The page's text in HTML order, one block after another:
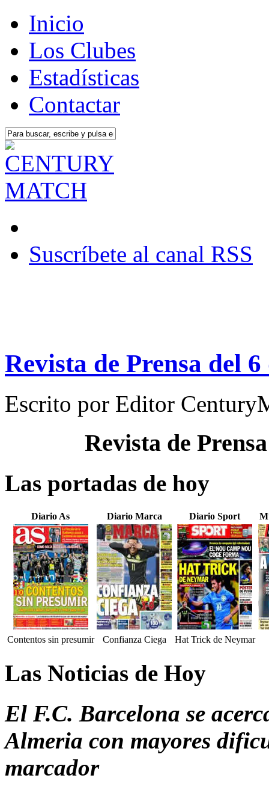
Inicio
Los Clubes
Estadísticas
Contactar
Suscríbete al canal RSS
Revista de Prensa del
Escrito por Editor
Revista de
Las portadas de hoy
Diario As Diario Marca Diario Sport
Contentos sin presumir Confianza Ciega Hat Trick de Neymar
Las Noticias de Hoy
El F.C. Barcelona se
Almeria con mayores
marcador